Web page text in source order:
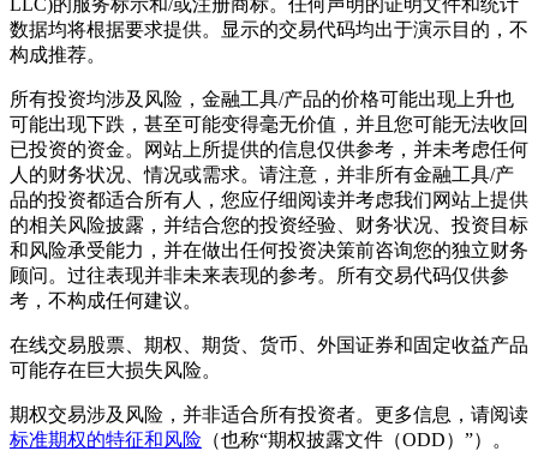
数据均将根据要求提供。显示的交易代码均出于演示目的，不
构成推荐。
所有投资均涉及风险，金融工具/产品的价格可能出现上升也
可能出现下跌，甚至可能变得毫无价值，并且您可能无法收回
已投资的资金。网站上所提供的信息仅供参考，并未考虑任何
人的财务状况、情况或需求。请注意，并非所有金融工具/产
品的投资都适合所有人，您应仔细阅读并考虑我们网站上提供
的相关风险披露，并结合您的投资经验、财务状况、投资目标
和风险承受能力，并在做出任何投资决策前咨询您的独立财务
顾问。过往表现并非未来表现的参考。所有交易代码仅供参
考，不构成任何建议。
在线交易股票、期权、期货、货币、外国证券和固定收益产品
可能存在巨大损失风险。
期权交易涉及风险，并非适合所有投资者。更多信息，请阅读
标准期权的特征和风险 （也称“期权披露文件（ODD）”）。